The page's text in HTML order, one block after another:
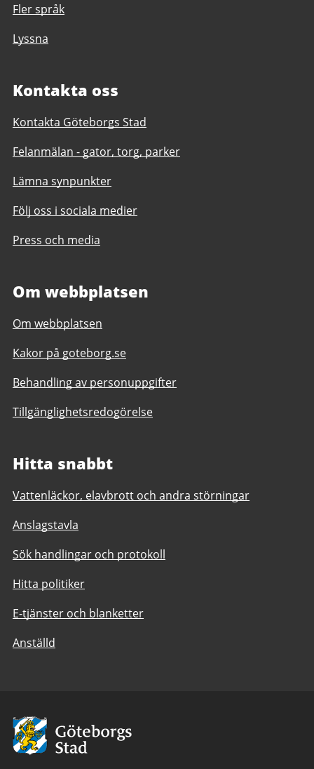
Fler språk
Lyssna
Kontakta oss
Kontakta Göteborgs Stad
Felanmälan - gator, torg, parker
Lämna synpunkter
Följ oss i sociala medier
Press och media
Om webbplatsen
Om webbplatsen
Kakor på goteborg.se
Behandling av personuppgifter
Tillgänglighetsredogörelse
Hitta snabbt
Vattenläckor, elavbrott och andra störningar
Anslagstavla
Sök handlingar och protokoll
Hitta politiker
E-tjänster och blanketter
Anställd
Avsändare:
Göteborgs
Stad